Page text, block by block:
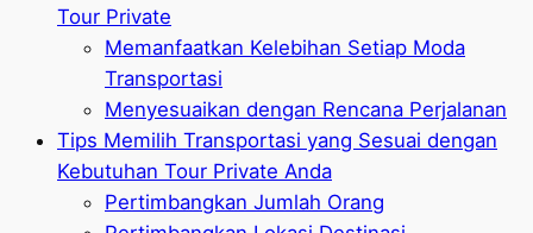
Tour Private
Memanfaatkan Kelebihan Setiap Moda
Transportasi
Menyesuaikan dengan Rencana Perjalanan
Tips Memilih Transportasi yang Sesuai dengan
Kebutuhan Tour Private Anda
Pertimbangkan Jumlah Orang